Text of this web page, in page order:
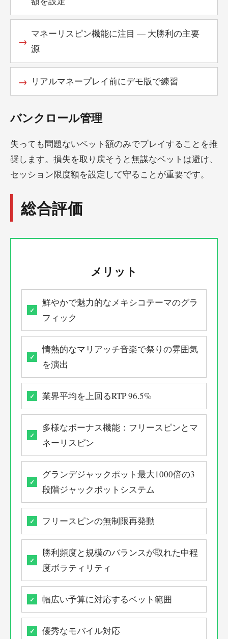
マネーリスピン機能に注目 — 大勝利の主要
源
リアルマネープレイ前にデモ版で練習
バンクロール管理
失っても問題ないベット額のみでプレイすることを推
奨します。損失を取り戻そうと無謀なベットは避け、
セッション限度額を設定して守ることが重要です。
総合評価
メリット
鮮やかで魅力的なメキシコテーマのグラ
フィック
情熱的なマリアッチ音楽で祭りの雰囲気
を演出
業界平均を上回るRTP 96.5%
多様なボーナス機能：フリースピンとマ
ネーリスピン
グランデジャックポット最大1000倍の3
段階ジャックポットシステム
フリースピンの無制限再発動
勝利頻度と規模のバランスが取れた中程
度ボラティリティ
幅広い予算に対応するベット範囲
優秀なモバイル対応